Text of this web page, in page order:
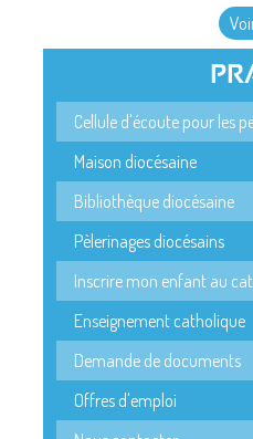
Cellule d'écoute pour les
Maison diocésaine
Bibliothèque diocésaine
Pèlerinages diocésains
Inscrire mon enfant au
Enseignement catholique
Demande de documents
Offres d'emploi